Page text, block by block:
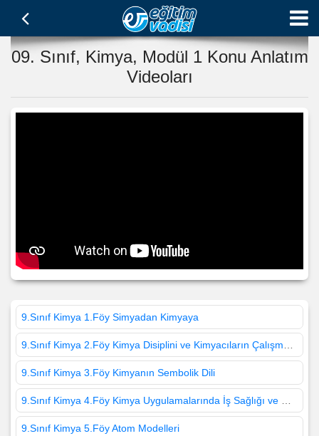
09. Sınıf, Kimya, Modül 1 Konu Anlatım
Videoları
9.Sınıf Kimya 1.Föy Simyadan Kimyaya
9.Sınıf Kimya 3.Föy Kimyanın Sembolik Dili
9.Sınıf Kimya 5.Föy Atom Modelleri